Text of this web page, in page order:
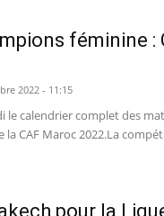
féminine :
2022 - 11:15
le calendrier complet des
CAF Maroc 2022.La
pour la